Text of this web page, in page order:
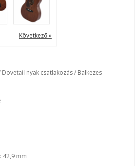
Következő »
nyak csatlakozás / Balkezes
42,9 mm